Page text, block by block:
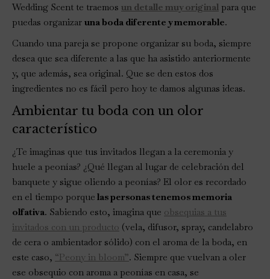
Wedding Scent te traemos un detalle muy original para que
puedas organizar una boda diferente y memorable.
Cuando una pareja se propone organizar su boda, siempre
desea que sea diferente a las que ha asistido anteriormente
y, que además, sea original. Que se den estos dos
ingredientes no es fácil pero hoy te damos algunas ideas.
Ambientar tu boda con un olor
característico
¿Te imaginas que tus invitados llegan a la ceremonia y
huele a peonías? ¿Qué llegan al lugar de celebración del
banquete y sigue oliendo a peonías? El olor es recordado
en el tiempo porque las personas tenemos memoria
olfativa. Sabiendo esto, imagina que obsequias a tus
invitados con un producto (vela, difusor, spray, candelabro
de cera o ambientador sólido) con el aroma de la boda, en
este caso, “Peony in bloom”. Siempre que vuelvan a oler
ese obsequio con aroma a peonías en casa, se